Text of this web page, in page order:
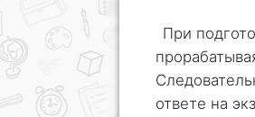
При
ответе на